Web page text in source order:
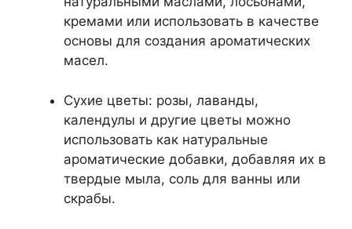
кремами или использовать в качестве
основы для создания ароматических
масел.
Сухие цветы: розы, лаванды,
календулы и другие цветы можно
использовать как натуральные
ароматические добавки, добавляя их в
твердые мыла, соль для ванны или
скрабы.